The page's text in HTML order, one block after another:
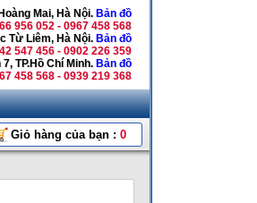
Mai, Hà Nội. Bản đồ
956 052 - 0967 458 568
Từ Liêm, Hà Nội. Bản đồ
547 456 - 0902 226 359
TP.Hồ Chí Minh. Bản đồ
458 568 - 0939 219 368
Giỏ hàng của bạn : 0